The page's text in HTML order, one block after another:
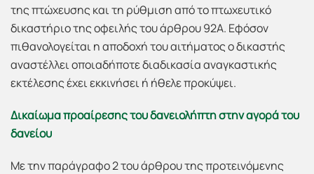
της πτώχευσης και τη ρύθμιση από το πτωχευτικό
δικαστήριο της οφειλής του άρθρου 92Α. Εφόσον
πιθανολογείται η αποδοχή του αιτήματος ο δικαστής
αναστέλλει οποιαδήποτε διαδικασία αναγκαστικής
εκτέλεσης έχει εκκινήσει ή ήθελε προκύψει.
Δικαίωμα προαίρεσης του δανειολήπτη στην αγορά του
δανείου
Με την παράγραφο 2 του άρθρου της προτεινόμενης